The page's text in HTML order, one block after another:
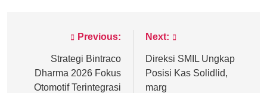
navigation
Previous:
Strategi Bintraco
Dharma 2026 Fokus
Otomotif Terintegrasi
Next:
Direksi SMIL Ungkap
Posisi Kas Solidlid,
marg